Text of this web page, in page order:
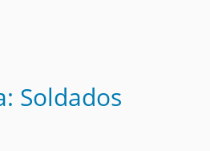
Soldados